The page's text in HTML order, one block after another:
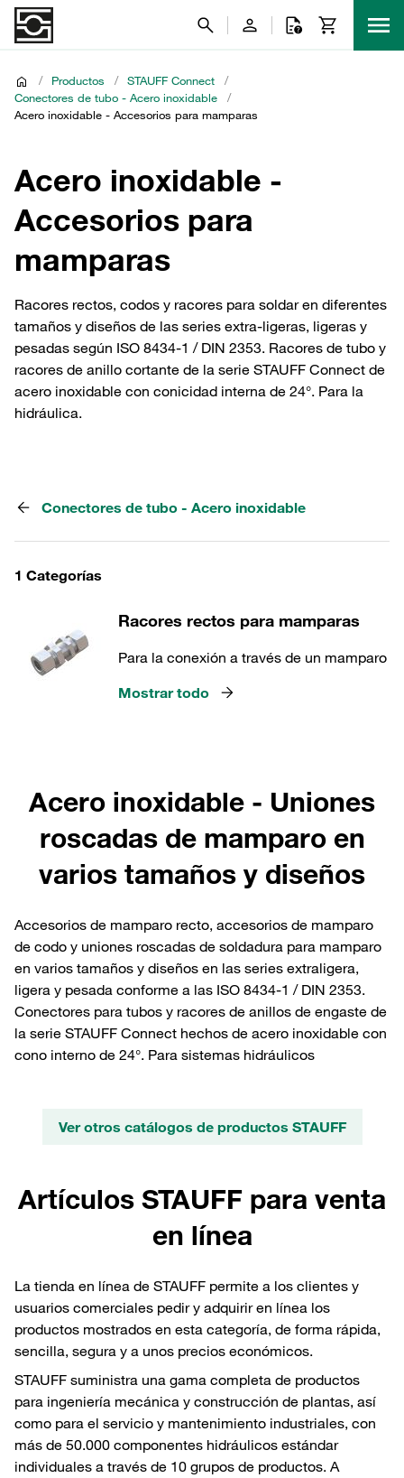
/ Productos / STAUFF Connect
/
Conectores de tubo - Acero inoxidable
/
Acero inoxidable - Accesorios para mamparas
Acero inoxidable -
Accesorios para
mamparas
Racores rectos, codos y racores para soldar en diferentes
tamaños y diseños de las series extra-ligeras, ligeras y
pesadas según ISO 8434-1 / DIN 2353. Racores de tubo y
racores de anillo cortante de la serie STAUFF Connect de
acero inoxidable con conicidad interna de 24°. Para la
hidráulica.
Conectores de tubo - Acero inoxidable
1 Categorías
Racores rectos para mamparas
Para la conexión a través de un mamparo
Mostrar todo
Acero inoxidable - Uniones
roscadas de mamparo en
varios tamaños y diseños
Accesorios de mamparo recto, accesorios de mamparo
de codo y uniones roscadas de soldadura para mamparo
en varios tamaños y diseños en las series extraligera,
ligera y pesada conforme a las ISO 8434-1 / DIN 2353.
Conectores para tubos y racores de anillos de engaste de
la serie STAUFF Connect hechos de acero inoxidable con
cono interno de 24°. Para sistemas hidráulicos
Ver otros catálogos de productos STAUFF
Artículos STAUFF para venta
en línea
La tienda en línea de STAUFF permite a los clientes y
usuarios comerciales pedir y adquirir en línea los
productos mostrados en esta categoría, de forma rápida,
sencilla, segura y a unos precios económicos.
STAUFF suministra una gama completa de productos
para ingeniería mecánica y construcción de plantas, así
como para el servicio y mantenimiento industriales, con
más de 50.000 componentes hidráulicos estándar
individuales a través de 10 grupos de productos. A